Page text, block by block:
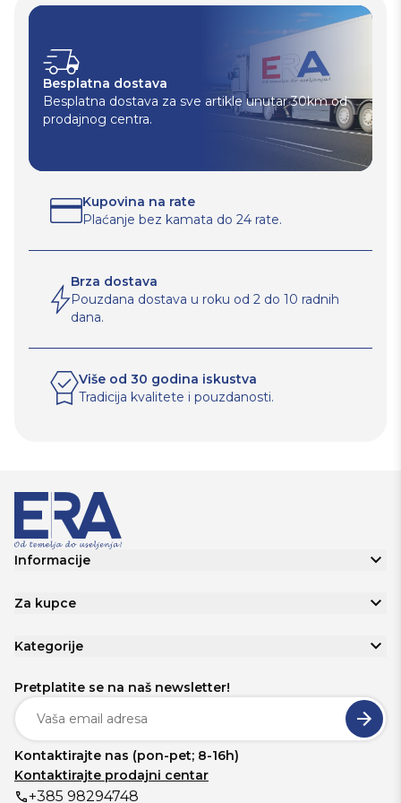
Besplatna dostava
Besplatna dostava za sve artikle unutar 30km od
prodajnog centra.
Kupovina na rate
Plaćanje bez kamata do 24 rate.
Brza dostava
Pouzdana dostava u roku od 2 do 10 radnih
dana.
Više od 30 godina iskustva
Tradicija kvalitete i pouzdanosti.
Informacije
Za kupce
Kategorije
Pretplatite se na naš newsletter!
Kontaktirajte nas (pon-pet; 8-16h)
Kontaktirajte prodajni centar
+385 98294748